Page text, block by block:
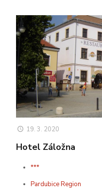
19. 3. 2020
Hotel Záložna
***
Pardubice Region